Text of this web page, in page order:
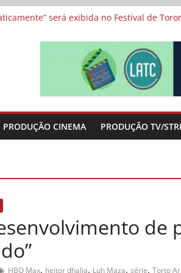
“Os Feiticeiros Inocentes” e filme-
será exibida no Festival de
e divide prêmio principal entre
metragens sobre envelhecimento
PRODUÇÃO CINEMA PRODUÇÃO TV/
de
HBO Max, heitor dhalia, Luh Maza, série, Torto